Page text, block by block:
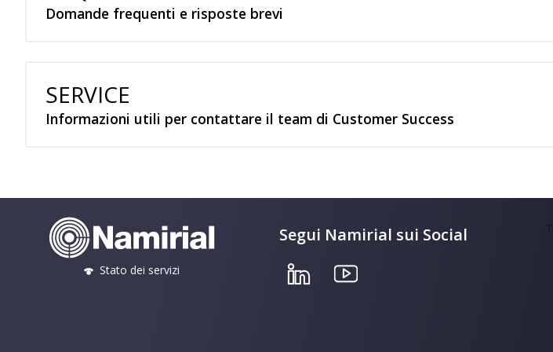
Domande frequenti e risposte brevi
SERVICE
Informazioni utili per contattare il team di Customer Success
Stato dei servizi
Segui Namirial sui Social